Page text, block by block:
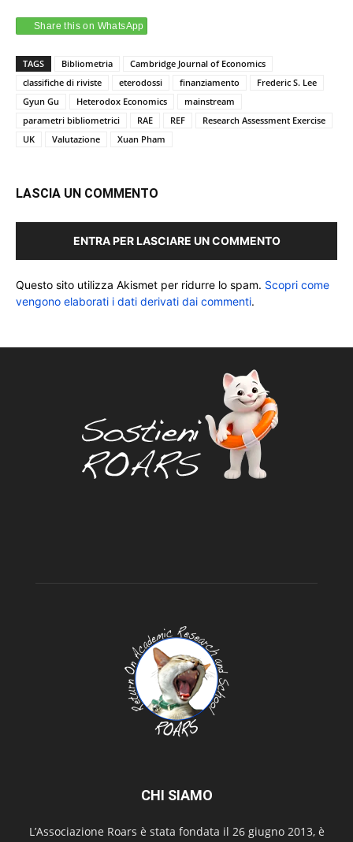
Share this on WhatsApp
TAGS Bibliometria
Cambridge Journal of Economics
classifiche di riviste
eterodossi finanziamento
Frederic S. Lee
Gyun Gu
Heterodox Economics
mainstream
parametri bibliometrici
RAE REF
Research Assessment Exercise
UK
Valutazione Xuan Pham
LASCIA UN COMMENTO
ENTRA PER LASCIARE UN COMMENTO
Questo sito utilizza Akismet per ridurre lo spam. Scopri come
vengono elaborati i dati derivati dai commenti.
CHI SIAMO
L’Associazione Roars è stata fondata il 26 giugno 2013, è